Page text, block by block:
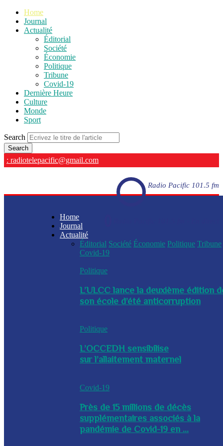
Home
Journal
Actualité
Éditorial
Société
Économie
Politique
Tribune
Covid-19
Dernière Heure
Culture
Monde
Sport
Search
: radiotelepacific@gmail.com
Radio Pacific 101.5 fm
Home
Journal
Actualité
Éditorial Société Économie Politique Tribune
Covid-19
Politique
L’ULCC lance la deuxième édition
son école d’été anticorruption
Politique
L’OCCEDH sensibilise
sur l’allaitement maternel
Covid-19
Près de 15 millions de décès
supplémentaires associés à la
pandémie de Covid-19 en ...